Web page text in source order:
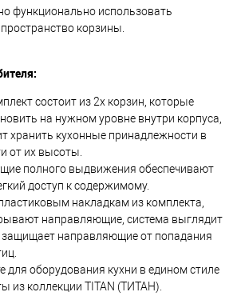
функционально использовать
корзины.
состоит из 2х корзин, которые
на нужном уровне внутри корпуса,
хранить кухонные принадлежности в
от их высоты.
полного выдвижения обеспечивают
доступ к содержимому.
накладкам из комплекта,
направляющие, система выглядит
защищает направляющие от попадания
для оборудования кухни в едином стиле
из коллекции TITAN (ТИТАН).